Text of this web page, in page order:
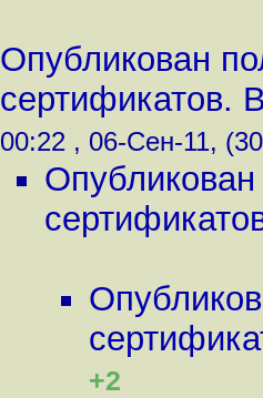
Опубликован
сертификатов.
00:22 , 06-Сен-11,
+2